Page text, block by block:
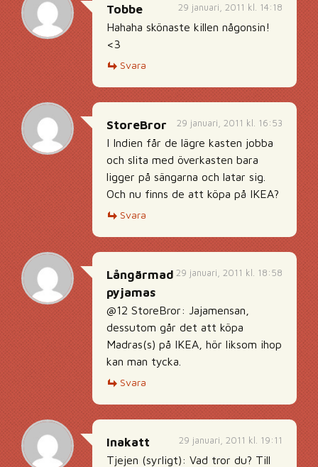
29 januari, 2011 kl. 14:18
Tobbe
Hahaha skönaste killen någonsin!
<3
Svara
29 januari, 2011 kl. 16:53
StoreBror
I Indien får de lägre kasten jobba
och slita med överkasten bara
ligger på sängarna och latar sig.
Och nu finns de att köpa på IKEA?
Svara
29 januari, 2011 kl. 18:58
Långärmad
pyjamas
@12 StoreBror: Jajamensan,
dessutom går det att köpa
Madras(s) på IKEA, hör liksom ihop
kan man tycka.
Svara
29 januari, 2011 kl. 19:11
Inakatt
Tjejen (syrligt): Vad tror du? Till